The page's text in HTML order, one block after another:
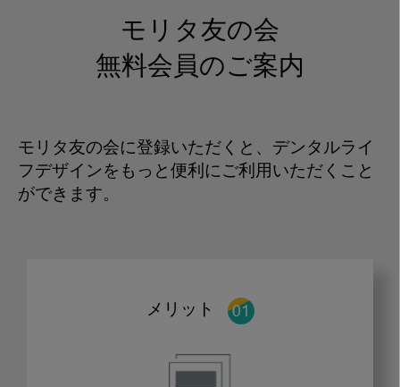
モリタ友の会
無料会員のご案内
モリタ友の会に登録いただくと、デンタルライ
フデザインをもっと便利にご利用いただくこと
ができます。
メリット